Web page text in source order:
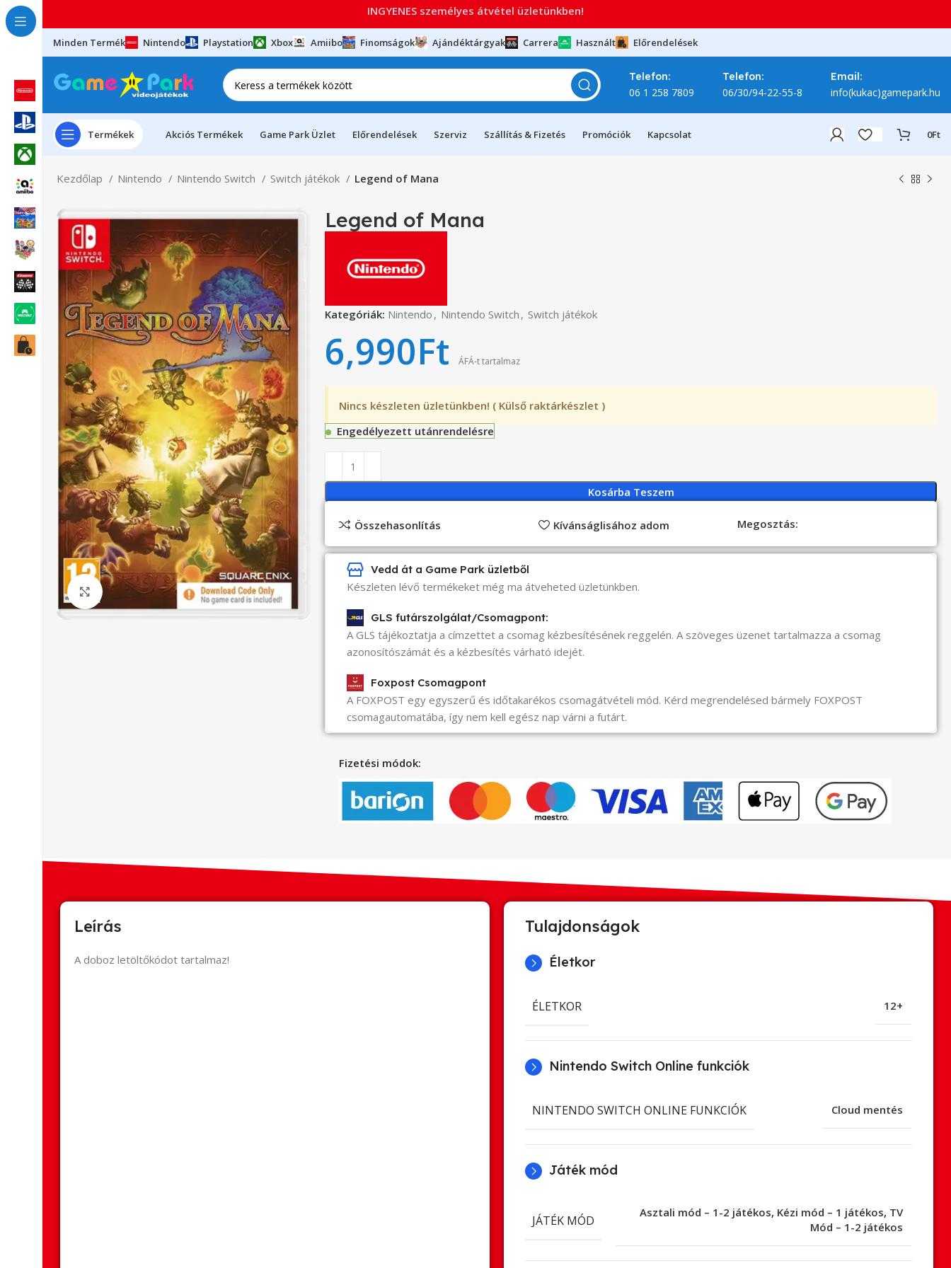
Minden Termék Nintendo Playstation Xbox Amiibo Finomságok Ajándéktárgyak Carrera Használt Előrendelések
Telefon:
06 1 258 7809
Telefon:
06/30/94-22-55-8
Email:
info(kukac)gamepark.hu
Termékek Akciós Termékek Game Park Üzlet Előrendelések Szerviz Szállítás & Fizetés Promóciók Kapcsolat 0Ft
Kezdőlap Nintendo Nintendo Switch Switch játékok Legend of Mana
Click to enlarge
Legend of Mana
Kategóriák: Nintendo , Nintendo Switch , Switch játékok
6,990Ft ÁFÁ-t tartalmaz
Nincs készleten üzletünkben! ( Külső raktárkészlet )
Engedélyezett utánrendelésre
Kosárba Teszem
Összehasonlítás Kívánságlisához adom Megosztás:
Vedd át a Game Park üzletből
Készleten lévő termékeket még ma átveheted üzletünkben.
GLS futárszolgálat/Csomagpont:
A GLS tájékoztatja a címzettet a csomag kézbesítésének reggelén. A szöveges üzenet tartalmazza a csomag
azonosítószámát és a kézbesítés várható idejét.
Foxpost Csomagpont
A FOXPOST egy egyszerű és időtakarékos csomagátvételi mód. Kérd megrendelésed bármely FOXPOST
csomagautomatába, így nem kell egész nap várni a futárt.
Fizetési módok:
Leírás
A doboz letöltőkódot tartalmaz!
Tulajdonságok
Életkor
ÉLETKOR 12+
Nintendo Switch Online funkciók
NINTENDO SWITCH ONLINE FUNKCIÓK Cloud mentés
Játék mód
JÁTÉK MÓD
Asztali mód – 1-2 játékos, Kézi mód – 1 játékos, TV
Mód – 1-2 játékos
INGYENES személyes átvétel üzletünkben!